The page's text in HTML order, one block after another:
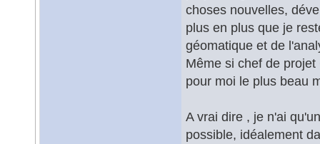
choses nouvelles,
plus en plus que je
géomatique et de
Même si chef de
pour moi le plus beau
A vrai dire , je n'ai
possible, idéalement